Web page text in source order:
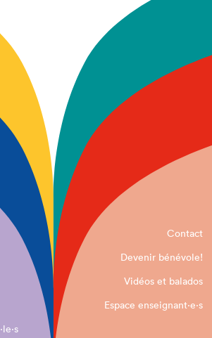
Contact
Devenir bénévole!
Vidéos et balados
Espace enseignant·e⋅s